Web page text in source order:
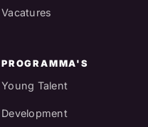
Vacatures
PROGRAMMA'S
Young Talent
Development